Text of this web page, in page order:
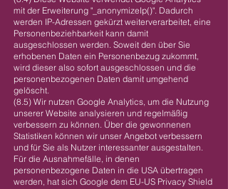
mit der Erweiterung "_anonymizeIp()". Dadurch
werden IP-Adressen gekürzt weiterverarbeitet, eine
Personenbeziehbarkeit kann damit
ausgeschlossen werden. Soweit den über Sie
erhobenen Daten ein Personenbezug zukommt,
wird dieser also sofort ausgeschlossen und die
personenbezogenen Daten damit umgehend
gelöscht.
(8.5) Wir nutzen Google Analytics, um die Nutzung
unserer Website analysieren und regelmäßig
verbessern zu können. Über die gewonnenen
Statistiken können wir unser Angebot verbessern
und für Sie als Nutzer interessanter ausgestalten.
Für die Ausnahmefälle, in denen
personenbezogene Daten in die USA übertragen
werden, hat sich Google dem EU-US Privacy Shield